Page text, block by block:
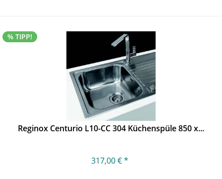
% TIPP!
Reginox Centurio L10-CC 304 Küchenspüle 850 x...
317,00 € *